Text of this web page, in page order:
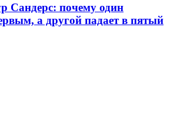
Сандерс: почему один
а другой падает в пятый